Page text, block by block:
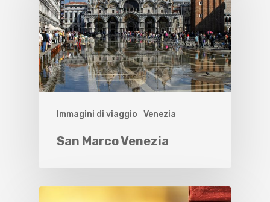
Immagini di viaggio Venezia
San Marco Venezia